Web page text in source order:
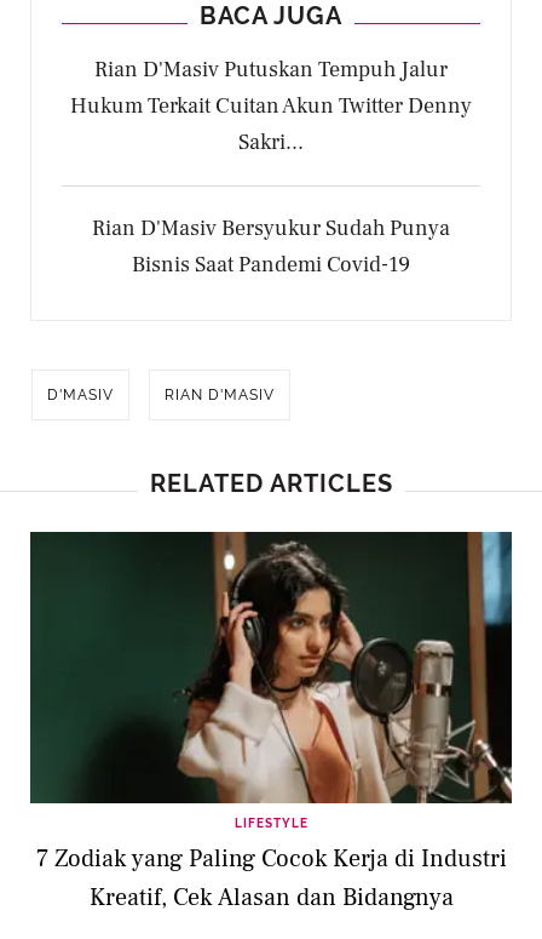
BACA JUGA
Rian D'Masiv Putuskan Tempuh Jalur
Hukum Terkait Cuitan Akun Twitter Denny
Sakri...
Rian D'Masiv Bersyukur Sudah Punya
Bisnis Saat Pandemi Covid-19
D'MASIV RIAN D'MASIV
RELATED ARTICLES
LIFESTYLE
7 Zodiak yang Paling Cocok Kerja di Industri
Kreatif, Cek Alasan dan Bidangnya